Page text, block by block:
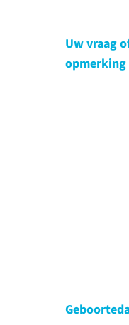
Uw vraag
opmerking